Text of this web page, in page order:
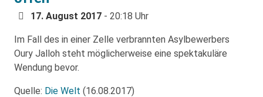
17. August 2017 - 20:18 Uhr
Im Fall des in einer Zelle verbrannten Asylbewerbers
Oury Jalloh steht möglicherweise eine spektakuläre
Wendung bevor.
Quelle: Die Welt (16.08.2017)